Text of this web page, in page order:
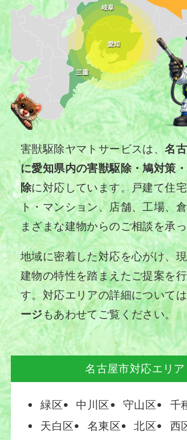
害獣駆除ヤマトサービスは、名
に愛知県内の害獣駆除・鳩対策
除に対応しています。戸建て住
ト・マンション、店舗、工場、
まざまな建物からのご相談を承
地域に密着した対応を心がけ、
建物の特性を踏まえたご提案を
す。対応エリアの詳細について
ージもあわせてご覧ください。
名古屋市対応エリア
緑区 中川区 守山区
千
天白区
名東区 北区 西